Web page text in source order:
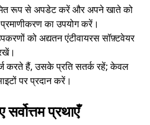
रूप से अपडेट करें और अपने खाते को
का उपयोग करें।
को अद्यतन एंटीवायरस सॉफ़्टवेयर
करते हैं, उसके प्रति सतर्क रहें; केवल
पर प्रदान करें।
प्रथाएँ